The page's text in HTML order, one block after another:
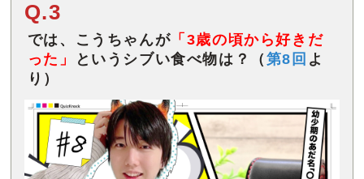
Q.3
では、こうちゃんが 「3歳の頃から好きだ
った」
というシブい食べ物は？（ 第8回 よ
り）